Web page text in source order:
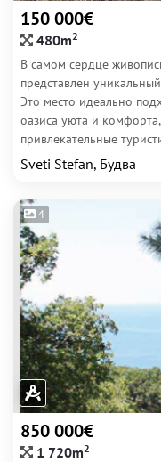
150 000€
480m2
В самом сердце
представлен
Это место идеально
оазиса уюта и
привлекательные
Sveti Stefan, Будва
4
850 000€
1 720m2